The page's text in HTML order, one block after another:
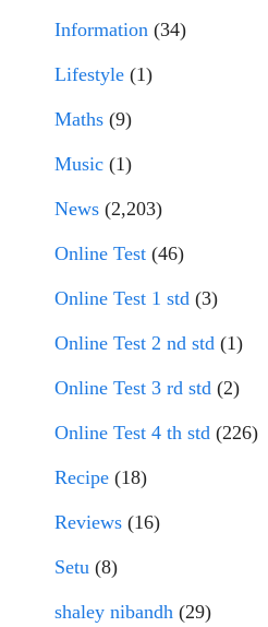
Information (34)
Lifestyle (1)
Maths (9)
Music (1)
News (2,203)
Online Test (46)
Online Test 1 std (3)
Online Test 2 nd std (1)
Online Test 3 rd std (2)
Online Test 4 th std (226)
Recipe (18)
Reviews (16)
Setu (8)
shaley nibandh (29)